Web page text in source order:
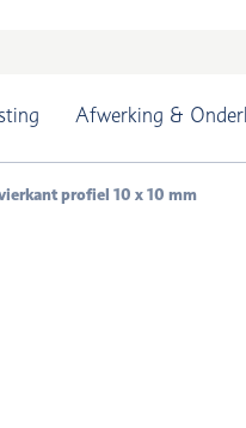
Afwerking &
profiel 10 x 10 mm